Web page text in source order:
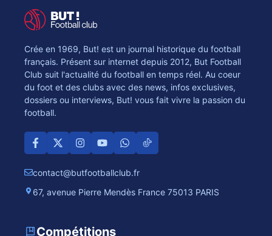
Crée en 1969, But! est un journal historique du football
français. Présent sur internet depuis 2012, But Football
Club suit l'actualité du football en temps réel. Au coeur
du foot et des clubs avec des news, infos exclusives,
dossiers ou interviews, But! vous fait vivre la passion du
football.
contact@butfootballclub.fr
67, avenue Pierre Mendès France 75013 PARIS
Compétitions